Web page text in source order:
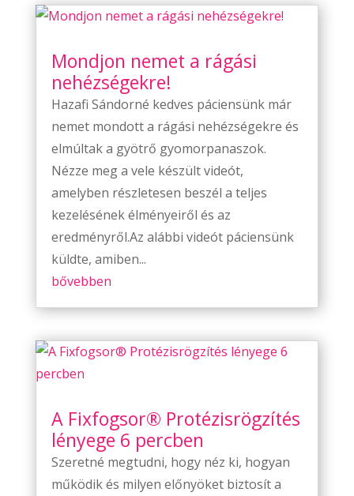
Mondjon nemet a rágási
nehézségekre!
Hazafi Sándorné kedves páciensünk már
nemet mondott a rágási nehézségekre és
elmúltak a gyötrő gyomorpanaszok.
Nézze meg a vele készült videót,
amelyben részletesen beszél a teljes
kezelésének élményeiről és az
eredményről.Az alábbi videót páciensünk
küldte, amiben...
bővebben
A Fixfogsor® Protézisrögzítés
lényege 6 percben
Szeretné megtudni, hogy néz ki, hogyan
működik és milyen előnyöket biztosít a